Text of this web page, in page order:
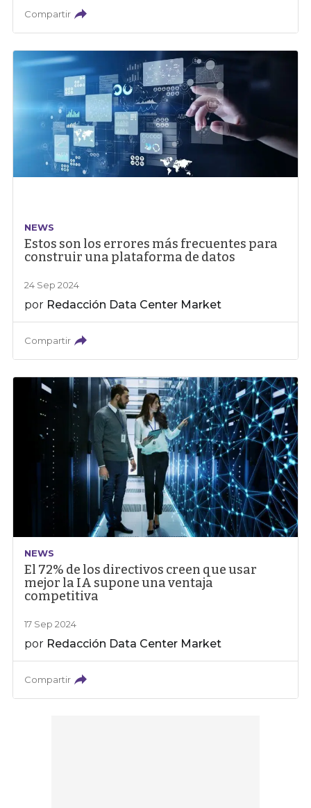
Compartir
NEWS
Estos son los errores más frecuentes para
construir una plataforma de datos
24 Sep 2024
por Redacción Data Center Market
Compartir
NEWS
El 72% de los directivos creen que usar
mejor la IA supone una ventaja
competitiva
17 Sep 2024
por Redacción Data Center Market
Compartir